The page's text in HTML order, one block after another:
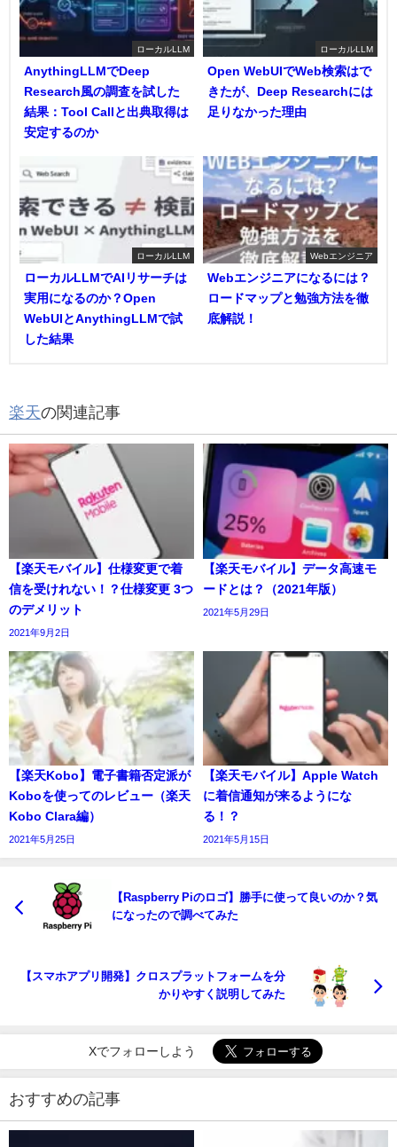
ローカルLLM
AnythingLLMでDeep
Research風の調査を試した
結果：Tool Callと出典取得は
安定するのか
ローカルLLM
Open WebUIでWeb検索はで
きたが、Deep Researchには
足りなかった理由
ローカルLLM
ローカルLLMでAIリサーチは
実用になるのか？Open
WebUIとAnythingLLMで試
した結果
Webエンジニア
Webエンジニアになるには？
ロードマップと勉強方法を徹
底解説！
楽天の関連記事
【楽天モバイル】仕様変更で着
信を受けれない！？仕様変更 3つ
のデメリット
2021年9月2日
【楽天モバイル】データ高速モ
ードとは？（2021年版）
2021年5月29日
【楽天Kobo】電子書籍否定派が
Koboを使ってのレビュー（楽天
Kobo Clara編）
2021年5月25日
【楽天モバイル】Apple Watch
に着信通知が来るようにな
る！？
2021年5月15日
【Raspberry Piのロゴ】勝手に使って良いのか？気
になったので調べてみた
【スマホアプリ開発】クロスプラットフォームを分
かりやすく説明してみた
Xでフォローしよう
おすすめの記事